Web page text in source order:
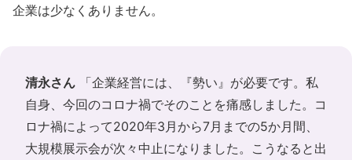
企業は少なくありません。
清永さん 「企業経営には、『勢い』が必要です。私
自身、今回のコロナ禍でそのことを痛感しました。コ
ロナ禍によって2020年3月から7月までの5か月間、
大規模展示会が次々中止になりました。こうなると出